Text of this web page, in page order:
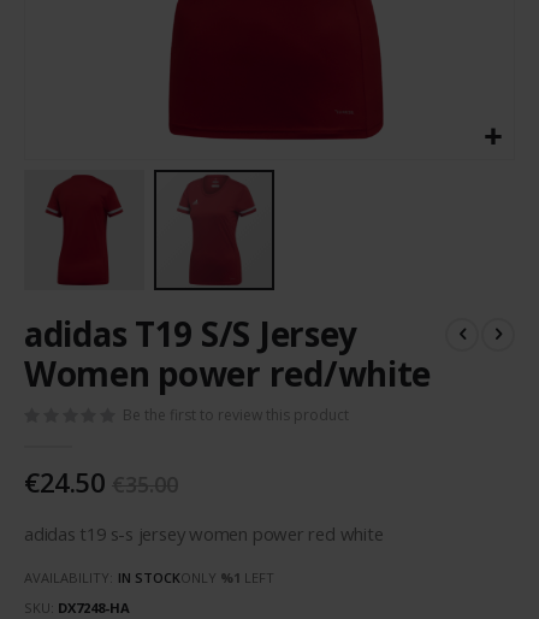
to
the
beginning
gallery
adidas T19 S/S Jersey
Women power red/white
Be the first to review this product
€24.50
adidas t19 s-s jersey women power red white
AVAILABILITY: IN STOCKONLY %1 LEFT
SKU DX7248-HA